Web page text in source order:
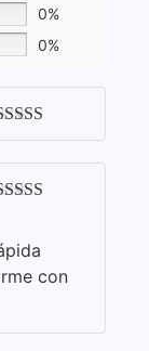
0%
0%
con
con